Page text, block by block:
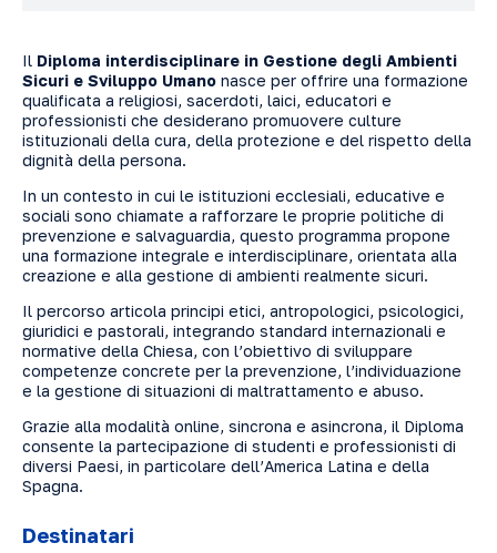
Il Diploma interdisciplinare in Gestione degli Ambienti
Sicuri e Sviluppo Umano nasce per offrire una formazione
qualificata a religiosi, sacerdoti, laici, educatori e
professionisti che desiderano promuovere culture
istituzionali della cura, della protezione e del rispetto della
dignità della persona.
In un contesto in cui le istituzioni ecclesiali, educative e
sociali sono chiamate a rafforzare le proprie politiche di
prevenzione e salvaguardia, questo programma propone
una formazione integrale e interdisciplinare, orientata alla
creazione e alla gestione di ambienti realmente sicuri.
Il percorso articola principi etici, antropologici, psicologici,
giuridici e pastorali, integrando standard internazionali e
normative della Chiesa, con l’obiettivo di sviluppare
competenze concrete per la prevenzione, l’individuazione
e la gestione di situazioni di maltrattamento e abuso.
Grazie alla modalità online, sincrona e asincrona, il Diploma
consente la partecipazione di studenti e professionisti di
diversi Paesi, in particolare dell’America Latina e della
Spagna.
Destinatari